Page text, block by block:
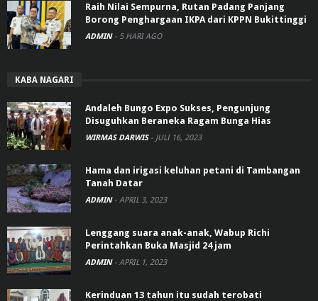
Raih Nilai Sempurna, Rutan Padang Panjang
Borong Penghargaan IKPA dari KPPN Bukittinggi
ADMIN - 5 HARI AGO
KABA NAGARI
Andaleh Bungo Expo Sukses, Pengunjung
Disuguhkan Beraneka Ragam Bunga Hias
WIRMAS DARWIS - JULI 16, 2023
Hama dan irigasi keluhan petani di Tambangan
Tanah Datar
ADMIN - APRIL 3, 2023
Lenggang suara anak-anak, Wabup Richi
Perintahkan Buka Masjid 24 jam
ADMIN - APRIL 1, 2023
Kerinduan 13 tahun itu sudah terobati